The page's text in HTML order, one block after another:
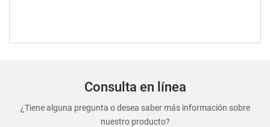
Consulta en línea
¿Tiene alguna pregunta o desea saber más información sobre
nuestro producto?